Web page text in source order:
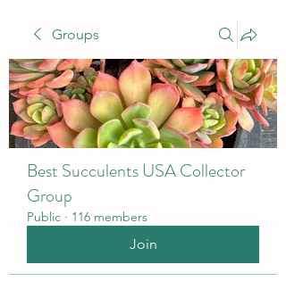
Groups
Best Succulents USA Collector
Group
Public · 116 members
Join